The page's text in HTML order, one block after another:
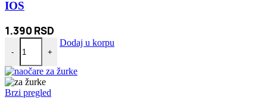
IOS
1.390 RSD
-
Lavalier bežični mini mikrofon za telefon Android i IOS količina
+
Dodaj u korpu
Brzi pregled